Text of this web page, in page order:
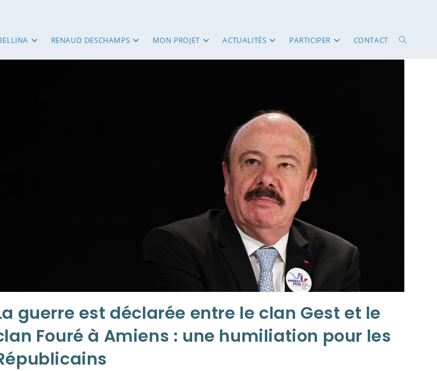
RENAUD DESCHAMPS MON PROJET ACTUALITÉS PARTICIPER CONTACT TOGGLE
guerre est déclarée entre le clan Gest et le
Fouré à Amiens : une humiliation pour les